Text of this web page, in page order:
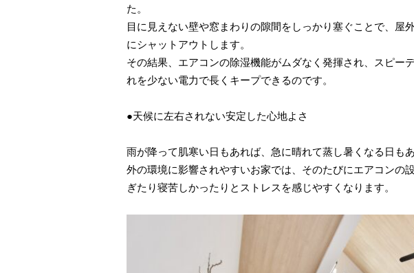
た。
目に見えない壁や窓まわりの隙間をしっかり塞ぐことで、屋
にシャットアウトします。
その結果、エアコンの除湿機能がムダなく発揮され、スピー
れを少ない電力で長くキープできるのです。
●天候に左右されない安定した心地よさ
雨が降って肌寒い日もあれば、急に晴れて蒸し暑くなる日も
外の環境に影響されやすいお家では、そのたびにエアコンの
ぎたり寝苦しかったりとストレスを感じやすくなります。